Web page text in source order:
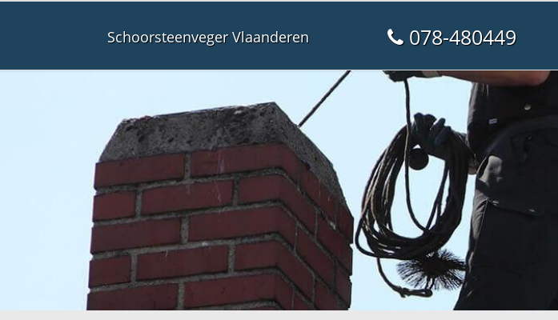
Schoorsteenveger Vlaanderen 078-480449